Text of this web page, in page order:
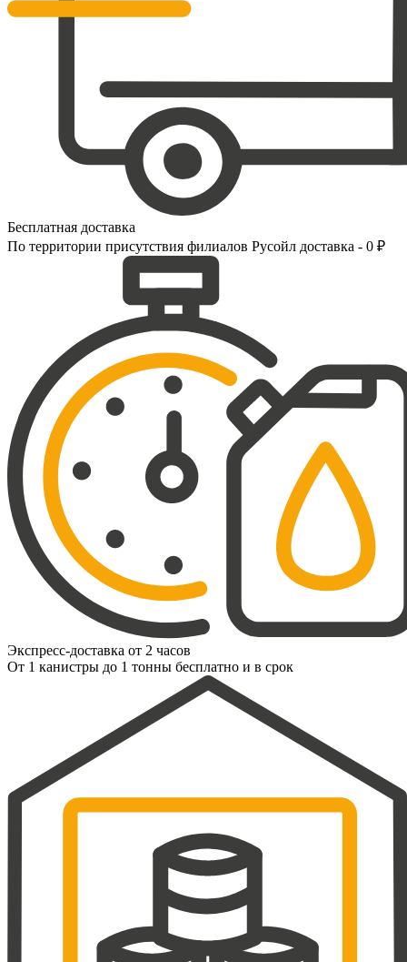
Бесплатная доставка
По территории присутствия филиалов Русойл доставка - 0 ₽
Экспресс-доставка от 2 часов
От 1 канистры до 1 тонны бесплатно и в срок